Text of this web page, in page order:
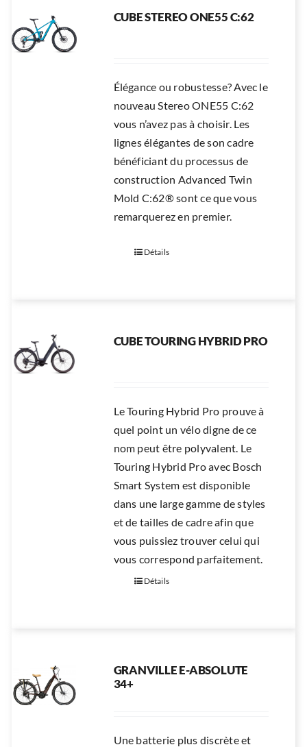
CUBE STEREO ONE55 C:62
Élégance ou robustesse? Avec le
nouveau Stereo ONE55 C:62
vous n’avez pas à choisir. Les
lignes élégantes de son cadre
bénéficiant du processus de
construction Advanced Twin
Mold C:62® sont ce que vous
remarquerez en premier.
Détails
CUBE TOURING HYBRID PRO
Le Touring Hybrid Pro prouve à
quel point un vélo digne de ce
nom peut être polyvalent. Le
Touring Hybrid Pro avec Bosch
Smart System est disponible
dans une large gamme de styles
et de tailles de cadre afin que
vous puissiez trouver celui qui
vous correspond parfaitement.
Détails
GRANVILLE E-ABSOLUTE
34+
Une batterie plus discrète et